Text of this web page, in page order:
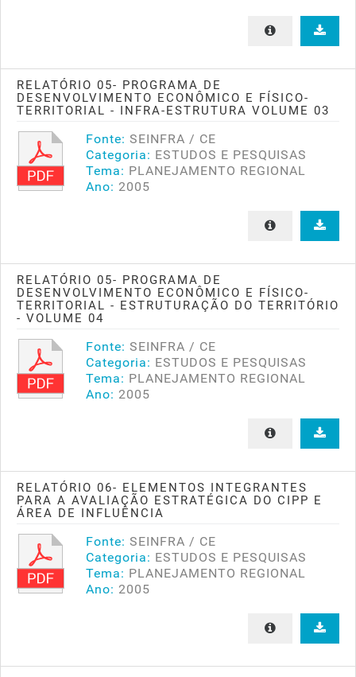
RELATÓRIO 05- PROGRAMA DE
DESENVOLVIMENTO ECONÔMICO E FÍSICO-
TERRITORIAL - INFRA-ESTRUTURA VOLUME 03
Fonte: SEINFRA / CE
Categoria: ESTUDOS E PESQUISAS
Tema: PLANEJAMENTO REGIONAL
Ano: 2005
RELATÓRIO 05- PROGRAMA DE
DESENVOLVIMENTO ECONÔMICO E FÍSICO-
TERRITORIAL - ESTRUTURAÇÃO DO TERRITÓRIO
- VOLUME 04
Fonte: SEINFRA / CE
Categoria: ESTUDOS E PESQUISAS
Tema: PLANEJAMENTO REGIONAL
Ano: 2005
RELATÓRIO 06- ELEMENTOS INTEGRANTES
PARA A AVALIAÇÃO ESTRATÉGICA DO CIPP E
ÁREA DE INFLUÊNCIA
Fonte: SEINFRA / CE
Categoria: ESTUDOS E PESQUISAS
Tema: PLANEJAMENTO REGIONAL
Ano: 2005